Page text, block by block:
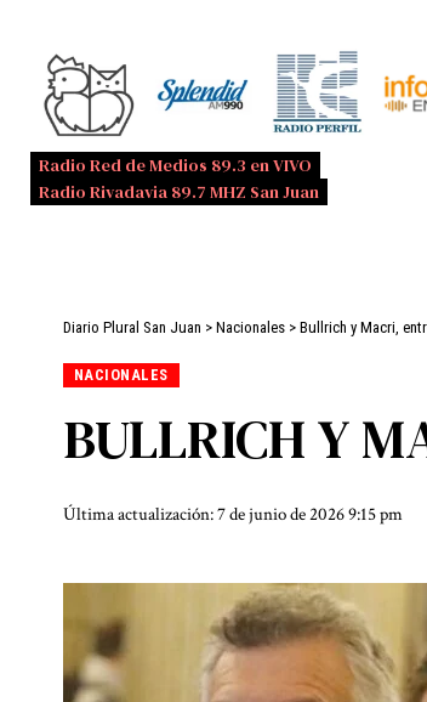
Radio Red de Medios 89.3 en VIVO
Radio Rivadavia 89.7 MHZ San Juan
Diario Plural San Juan > Nacionales > Bullrich y Macri,
NACIONALES
BULLRICH Y
Última actualización: 7 de junio de 2026 9:15 pm